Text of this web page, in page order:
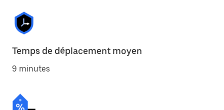
Temps de déplacement moyen
9 minutes